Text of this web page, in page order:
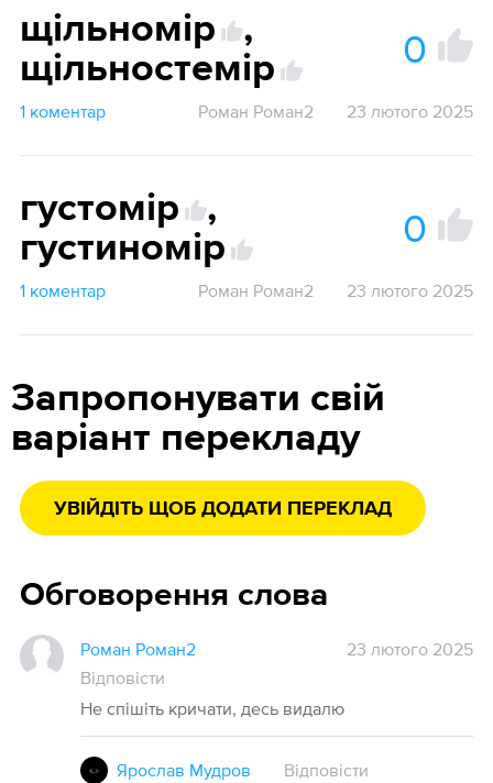
щільномір
,
щільностемір
0
1 коментар Роман Роман2 23 лютого 2025
густомір
,
густиномір
0
1 коментар Роман Роман2 23 лютого 2025
Запропонувати свій
варіант перекладу
УВІЙДІТЬ ЩОБ ДОДАТИ ПЕРЕКЛАД
Обговорення слова
Роман Роман2
23 лютого 2025
Відповісти
Не спішіть кричати, десь видалю
Ярослав Мудров
Відповісти